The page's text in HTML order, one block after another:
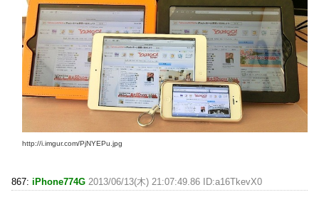
http://i.imgur.com/PjNYEPu.jpg
867: iPhone774G 2013/06/13(木) 21:07:49.86 ID:a16TkevX0